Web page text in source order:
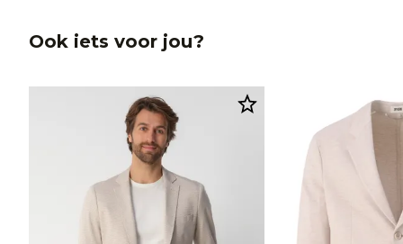
Ook iets voor jou?